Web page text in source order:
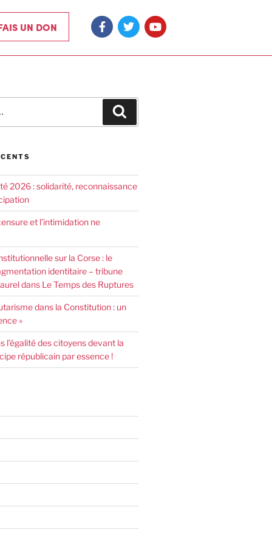
UN DON
2026 : solidarité, reconnaissance
et l’intimidation ne
sur la Corse : le
identitaire – tribune
dans Le Temps des Ruptures
dans la Constitution : un
»
l’égalité des citoyens devant la
républicain par essence !